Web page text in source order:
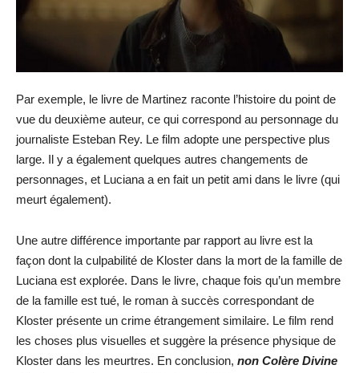
Par exemple, le livre de Martinez raconte l’histoire du point de
vue du deuxième auteur, ce qui correspond au personnage du
journaliste Esteban Rey. Le film adopte une perspective plus
large. Il y a également quelques autres changements de
personnages, et Luciana a en fait un petit ami dans le livre (qui
meurt également).
Une autre différence importante par rapport au livre est la
façon dont la culpabilité de Kloster dans la mort de la famille de
Luciana est explorée. Dans le livre, chaque fois qu’un membre
de la famille est tué, le roman à succès correspondant de
Kloster présente un crime étrangement similaire. Le film rend
les choses plus visuelles et suggère la présence physique de
Kloster dans les meurtres. En conclusion, non Colère Divine